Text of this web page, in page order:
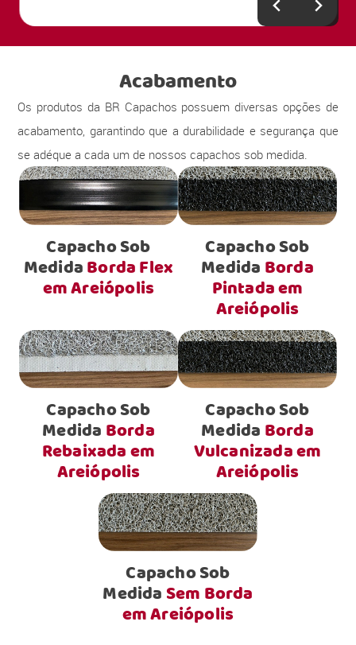
Acabamento
Os produtos da BR Capachos possuem diversas opções de
acabamento, garantindo que a durabilidade e segurança que
se adéque a cada um de nossos capachos sob medida.
Capacho Sob
MedidaBorda Flex
em Areiópolis
Capacho Sob
Medida Borda
Pintada em
Areiópolis
Capacho Sob
Medida Borda
Rebaixada em
Areiópolis
Capacho Sob
Medida Borda
Vulcanizada em
Areiópolis
Capacho Sob
Medida Sem Borda
em Areiópolis